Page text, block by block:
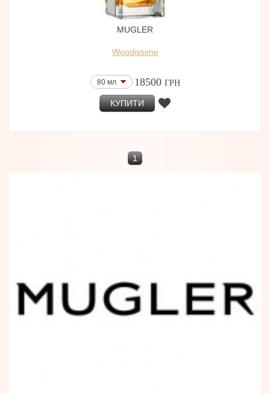
MUGLER
Woodissime
80 мл 18500 ГРН
КУПИТИ
1